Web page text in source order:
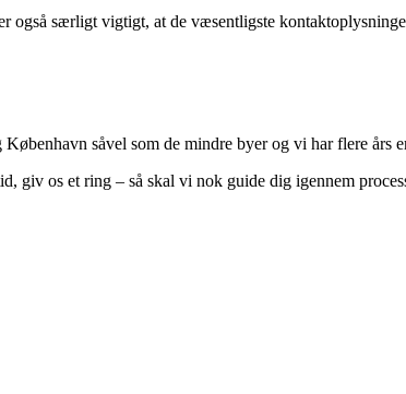
særligt vigtigt, at de væsentligste
såvel som de mindre byer og vi har flere års
giv os et ring – så skal vi nok guide dig igennem